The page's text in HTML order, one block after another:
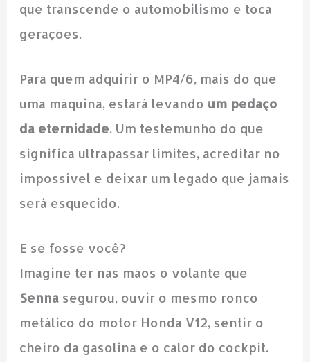
que transcende o automobilismo e toca
gerações.
Para quem adquirir o MP4/6, mais do que
uma máquina, estará levando um pedaço
da eternidade. Um testemunho do que
significa ultrapassar limites, acreditar no
impossível e deixar um legado que jamais
será esquecido.
E se fosse você?
Imagine ter nas mãos o volante que
Senna segurou, ouvir o mesmo ronco
metálico do motor Honda V12, sentir o
cheiro da gasolina e o calor do cockpit.